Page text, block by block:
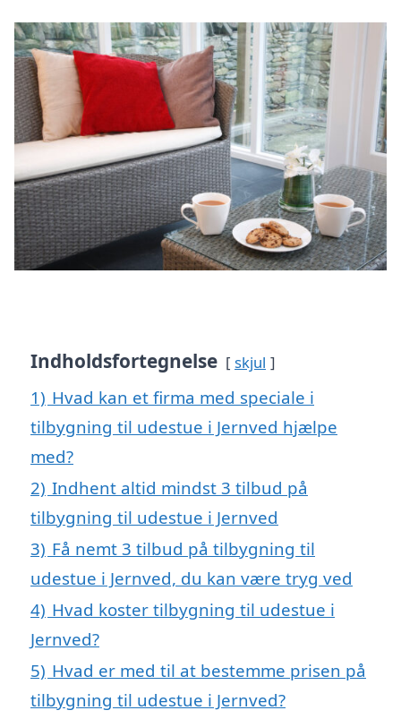
Indholdsfortegnelse skjul
1) Hvad kan et firma med speciale i
tilbygning til udestue i Jernved hjælpe
med?
2) Indhent altid mindst 3 tilbud på
tilbygning til udestue i Jernved
3) Få nemt 3 tilbud på tilbygning til
udestue i Jernved, du kan være tryg ved
4) Hvad koster tilbygning til udestue i
Jernved?
5) Hvad er med til at bestemme prisen på
tilbygning til udestue i Jernved?